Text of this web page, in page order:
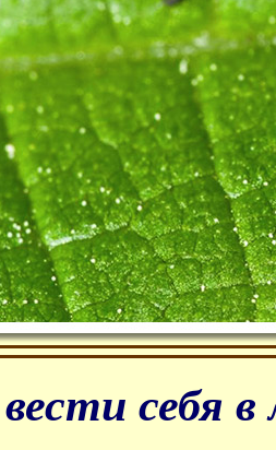
себя